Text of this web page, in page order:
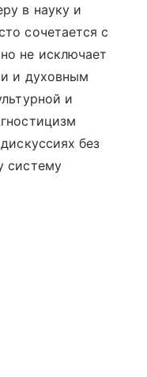
в науку и
сочетается с
не исключает
и духовным
и
без
систему